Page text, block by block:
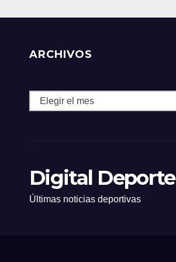
ARCHIVOS
Archivos
Digital Deporte
Últimas noticias deportivas